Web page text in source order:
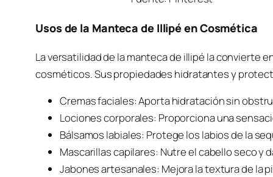
Usos de la Manteca de Illipé en Cosmética
La versatilidad de la manteca de illipé la convierte
cosméticos. Sus propiedades hidratantes y
Cremas faciales: Aporta hidratación sin
Lociones corporales: Proporciona una
Bálsamos labiales: Protege los labios de la
Mascarillas capilares: Nutre el cabello seco y
Jabones artesanales: Mejora la textura de la